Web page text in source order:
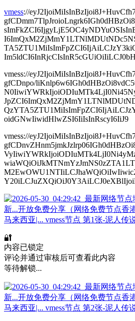
vmess://
vmess://
gfCDnpo/
oidGNwIiwidHlwZSI6IiIsInRscyI6IiJ9
vmess://
🔐
内容已锁定
评论并通过审核后可查看此内容
等待解锁...